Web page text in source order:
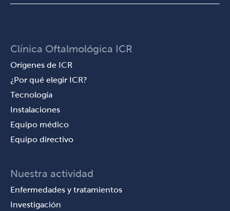
Clínica Oftalmológica ICR
Orígenes de ICR
¿Por qué elegir ICR?
Tecnología
Instalaciones
Equipo médico
Equipo directivo
Nuestra actividad
Enfermedades y tratamientos
Investigación